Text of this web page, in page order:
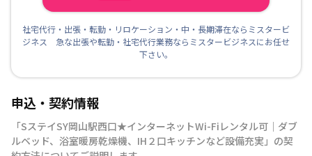
社宅代行・出張・転勤・リロケーション・中・長期滞在ならミスタービ
ジネス 急な出張や転勤・社宅代行業務ならミスタービジネスにお任せ
下さい。
申込・契約情報
「SステイSY岡山駅西口★インターネットWi-Fiレンタル可｜ダブ
ルベッド、浴室暖房乾燥機、IH２口キッチンなど設備充実 」の契